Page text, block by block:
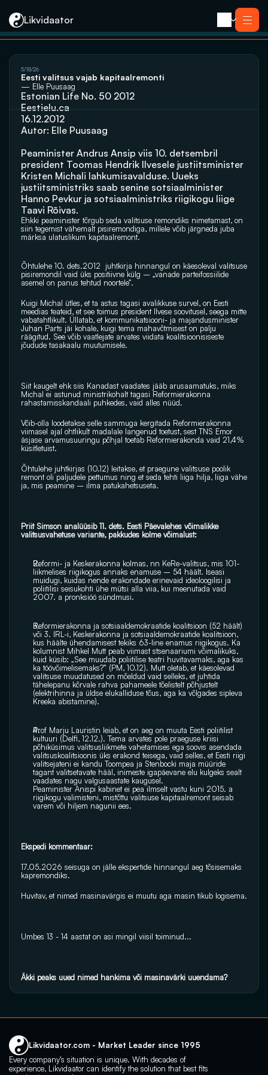
Likvidaator
Services
Liquidation with Sale
Liquidation
Reorganization
Bankruptcy
Closing an E-resident’s Company
Services
Liquidation with Sale
Liquidation
Reorganization
Bankruptcy
Closing an E-resident’s Company
5/18/26
Eesti valitsus vajab kapitaalremonti
— Elle Puusaag
Estonian Life No. 50 2012
Eestielu.ca
16.12.2012
Autor: Elle Puusaag
Peaminister Andrus Ansip viis 10. detsembril
president Toomas Hendrik Ilvesele justiitsminister
Kristen Michali lahkumisavalduse. Uueks
justiitsministriks saab senine sotsiaalminister
Hanno Pevkur ja sotsiaalministriks riigikogu liige
Taavi Rõivas.
Ehkki peaminister tõrgub seda valitsuse remondiks nimetamast, on
siin tegemist vähemalt pisiremondiga, millele võib järgneda juba
märksa ulatuslikum kapitaalremont.
Õhtulehe 10. dets.2012  juhtkirja hinnangul on käesoleval valitsuse
pisiremondil vaid üks positiivne külg – „vanade parteifossiilide
asemel on panus tehtud noortele”.
Kuigi Michal ütles, et ta astus tagasi avalikkuse survel, on Eesti
meedias teateid, et see toimus president Ilvese soovitusel, seega mitte
vabatahtlikult. Üllatab, et kommunikatsiooni- ja majandusminister
Juhan Parts jäi kohale, kuigi tema mahavõtmisest on palju
räägitud. See võib vaatlejate arvates viidata koalitsioonisiseste
jõudude tasakaalu muutumisele.
Siit kaugelt ehk siis Kanadast vaadates jääb arusaamatuks, miks
Michal ei astunud ministrikohalt tagasi Reformierakonna
rahastamisskandaali puhkedes, vaid alles nüüd.
Võib-olla loodetakse selle sammuga kergitada Reformierakonna
viimasel ajal ohtlikult madalale langenud toetust, sest TNS Emor
äsjase arvamusuuringu põhjal toetab Reformierakonda vaid 21,4%
küsitletuist.
Õhtulehe juhtkirjas (10.12) leitakse, et praegune valitsuse poolik
remont oli paljudele pettumus ning et seda tehti liiga hilja, liiga vähe
ja, mis peamine – ilma patukahetsuseta.
Priit Simson analüüsib 11. dets. Eesti Päevalehes võimalikke
valitsusvahetuse variante, pakkudes kolme võimalust:
Reformi- ja Keskerakonna kolmas, nn KeRe-valitsus, mis 101-
liikmelises riigikogus annaks enamuse – 54 häält. Iseasi
muidugi, kuidas nende erakondade erinevaid ideoloogilisi ja
poliitilisi seisukohti ühe mütsi alla viia, kui meenutada vaid
2007. a pronksiöö sündmusi.
Reformierakonna ja sotsiaaldemokraatide koalitsioon (52 häält)
või 3. IRL-i, Keskerakonna ja sotsiaaldemokraatide koalitsioon,
kus häälte ühendamisest tekiks 63-line enamus riigikogus. Ka
kolumnist Mihkel Mutt peab viimast stsenaariumi võimalikuks,
kuid küsib: „See muudab poliitilise teatri huvitavamaks, aga kas
ka töövõimelisemaks?” (PM, 10.12). Mutt oletab, et käesolevad
valitsuse muudatused on mõeldud vaid selleks, et juhtida
tähelepanu kõrvale rahva pahameele tõelistelt põhjustelt
(elektrihinna ja üldse elukalliduse tõus, aga ka võlgades sipleva
Kreeka abistamine).
Prof Marju Lauristin leiab, et on aeg on muuta Eesti poliitilist
kultuuri (Delfi, 12.12.). Tema arvates pole praeguse kriisi
põhiküsimus valitsusliikmete vahetamises ega soovis asendada
valitsuskoalitsioonis üks erakond teisega, vaid selles, et Eesti riigi
valitsejateni ei kandu Toompea ja Stenbocki maja müüride
tagant valitsetavate hääl, inimeste igapäevane elu kulgeks sealt
vaadates nagu valgusaastate kaugusel.
Peaminister Anispi kabinet ei pea ilmselt vastu kuni 2015. a
riigikogu valimisteni, mistõttu valitsuse kapitaalremont seisab
varem või hiljem nagunii ees.
Ekspedi kommentaar:
17.05.2026 seisuga on jälle ekspertide hinnangul aeg tõsisemaks
kapremondiks.
Huvitav, et nimed masinavärgis ei muutu aga masin tikub logisema.
Umbes 13 - 14 aastat on asi mingil viisil toiminud...
Äkki peaks uued nimed hankima või masinavärki uuendama?
Likvidaator.com - Market Leader since 1995
Every company’s situation is unique. With decades of
experience, Likvidaator can identify the solution that best fits